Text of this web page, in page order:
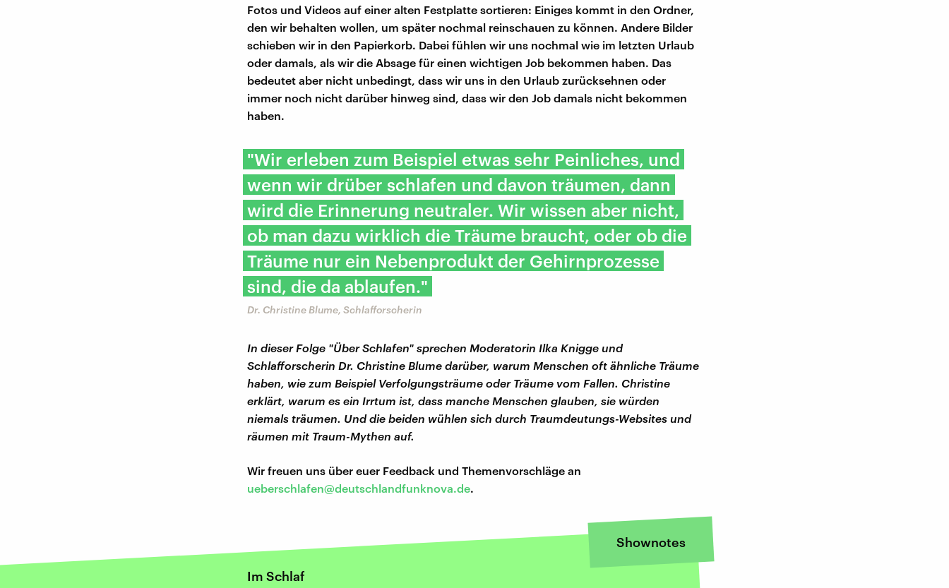
Fotos und Videos auf einer alten Festplatte sortieren: Einiges kommt in den Ordner,
den wir behalten wollen, um später nochmal reinschauen zu können. Andere Bilder
schieben wir in den Papierkorb. Dabei fühlen wir uns nochmal wie im letzten Urlaub
oder damals, als wir die Absage für einen wichtigen Job bekommen haben. Das
bedeutet aber nicht unbedingt, dass wir uns in den Urlaub zurücksehnen oder
immer noch nicht darüber hinweg sind, dass wir den Job damals nicht bekommen
haben.
"Wir erleben zum Beispiel etwas sehr Peinliches, und
wenn wir drüber schlafen und davon träumen, dann
wird die Erinnerung neutraler. Wir wissen aber nicht,
ob man dazu wirklich die Träume braucht, oder ob die
Träume nur ein Nebenprodukt der Gehirnprozesse
sind, die da ablaufen."
Dr. Christine Blume, Schlafforscherin
In dieser Folge "Über Schlafen" sprechen Moderatorin Ilka Knigge und
Schlafforscherin Dr. Christine Blume darüber, warum Menschen oft ähnliche Träume
haben, wie zum Beispiel Verfolgungsträume oder Träume vom Fallen. Christine
erklärt, warum es ein Irrtum ist, dass manche Menschen glauben, sie würden
niemals träumen. Und die beiden wühlen sich durch Traumdeutungs-Websites und
räumen mit Traum-Mythen auf.
Wir freuen uns über euer Feedback und Themenvorschläge an
ueberschlafen@deutschlandfunknova.de.
Shownotes
Im Schlaf